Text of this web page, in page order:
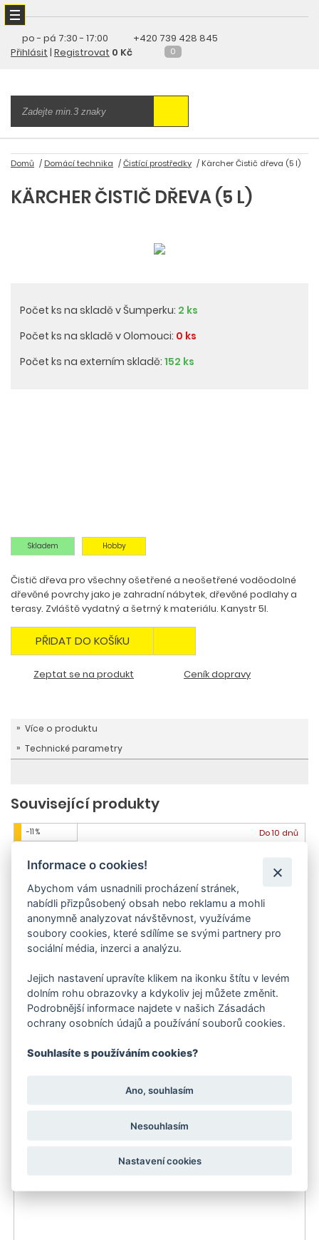
po - pá 7:30 - 17:00
+420 739 428 845
Přihlásit | Registrovat 0 Kč 0
Domů Domácí technika Čistící prostředky Kärcher Čistič dřeva (5 l)
KÄRCHER ČISTIČ DŘEVA (5 L)
Počet ks na skladě v Šumperku: 2 ks
Počet ks na skladě v Olomouci: 0 ks
Počet ks na externím skladě: 152 ks
Skladem Hobby
Čistič dřeva pro všechny ošetřené a neošetřené voděodolné
dřevěné povrchy jako je zahradní nábytek, dřevěné podlahy a
terasy. Zvláště vydatný a šetrný k materiálu. Kanystr 5l.
PŘIDAT DO KOŠÍKU
Zeptat se na produkt Ceník dopravy
Více o produktu
Technické parametry
Související produkty
-11 % Do 10 dnů
2 747 Kč
Informace o cookies!
Abychom vám usnadnili procházení stránek,
nabídli přizpůsobený obsah nebo reklamu a mohli
anonymně analyzovat návštěvnost, využíváme
soubory cookies, které sdílíme se svými partnery pro
sociální média, inzerci a analýzu.
Jejich nastavení upravíte klikem na ikonku štítu v levém
dolním rohu obrazovky a kdykoliv jej můžete změnit.
Podrobnější informace najdete v našich Zásadách
ochrany osobních údajů a používání souborů cookies.
Souhlasíte s používáním cookies?
Ano, souhlasím
Nesouhlasím
Nastavení cookies